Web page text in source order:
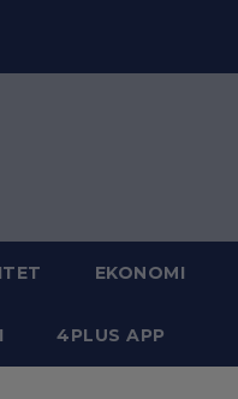
EKONOMI
4PLUS APP